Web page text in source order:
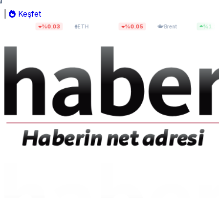
Keşfet
ETH$1.920,61 Brent $83,55 %1.29 BIST